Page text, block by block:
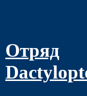
Отряд